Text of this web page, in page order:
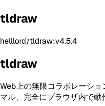
tldraw
helllord/tldraw:v4.5.4
tldraw
Web上の無限コラボレーシ
マル、完全にブラウザ内で動